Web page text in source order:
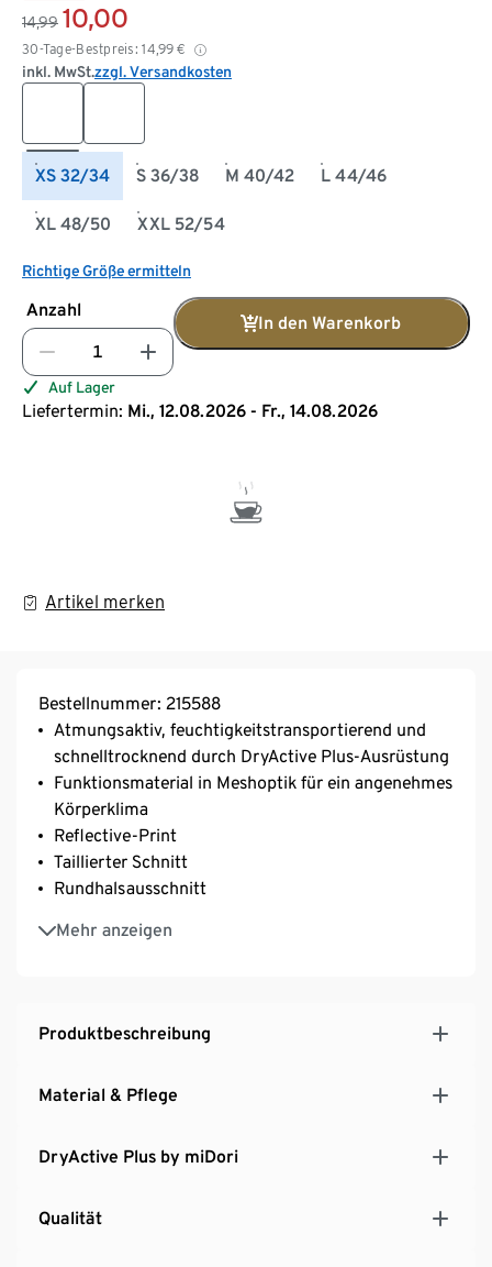
14,99 10,00
30-Tage-Bestpreis: 14,99 €
inkl. MwSt.zzgl. Versandkosten
XS 32/34 S 36/38 M 40/42 L 44/46
XL 48/50 XXL 52/54
Richtige Größe ermitteln
Anzahl
In den Warenkorb
Auf Lager
Liefertermin: Mi., 12.08.2026 - Fr., 14.08.2026
Artikel merken
Bestellnummer: 215588
Atmungsaktiv, feuchtigkeitstransportierend und
schnelltrocknend durch DryActive Plus-Ausrüstung
Funktionsmaterial in Meshoptik für ein angenehmes
Körperklima
Reflective-Print
Taillierter Schnitt
Rundhalsausschnitt
Mehr anzeigen
Abgerundeter Saum mit leicht verlängerter
Rückenpartie
Produktbeschreibung
Material & Pflege
DryActive Plus by miDori
Qualität